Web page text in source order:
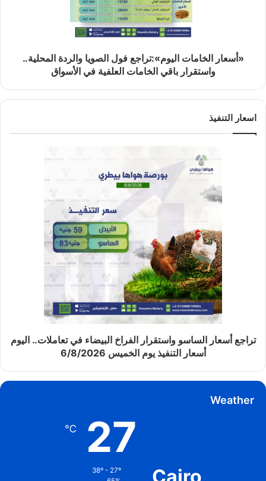
«أسعار الخامات اليوم»:تراجع فول الصويا والردة المحلية..
واستقرار باقي الخامات العلفية في الأسواق
اسعار التنفيذ
تراجع أسعار الساسو واستقرار الفراخ البيضاء في تعاملات.. اليوم
أسعار التنفيذ يوم الخميس 6/8/2026
Weather
27
℃